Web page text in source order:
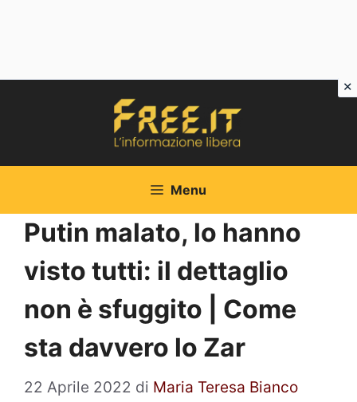
Menu
Putin malato, lo hanno
visto tutti: il dettaglio
non è sfuggito | Come
sta davvero lo Zar
22 Aprile 2022 di Maria Teresa Bianco